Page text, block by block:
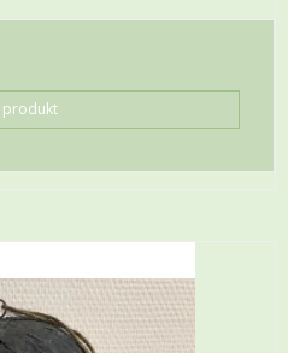
produkt